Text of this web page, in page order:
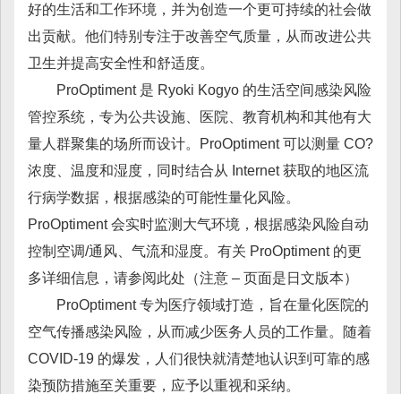
好的生活和工作环境，并为创造一个更可持续的社会做
出贡献。他们特别专注于改善空气质量，从而改进公共
卫生并提高安全性和舒适度。
ProOptiment 是 Ryoki Kogyo 的生活空间感染风险
管控系统，专为公共设施、医院、教育机构和其他有大
量人群聚集的场所而设计。ProOptiment 可以测量 CO?
浓度、温度和湿度，同时结合从 Internet 获取的地区流
行病学数据，根据感染的可能性量化风险。
ProOptiment 会实时监测大气环境，根据感染风险自动
控制空调/通风、气流和湿度。有关 ProOptiment 的更
多详细信息，请参阅此处（注意 – 页面是日文版本）
ProOptiment 专为医疗领域打造，旨在量化医院的
空气传播感染风险，从而减少医务人员的工作量。随着
COVID-19 的爆发，人们很快就清楚地认识到可靠的感
染预防措施至关重要，应予以重视和采纳。